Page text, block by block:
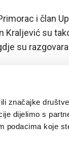
značajke
dijelimo s
podacima koje
i član
Kraljević su
gdje su